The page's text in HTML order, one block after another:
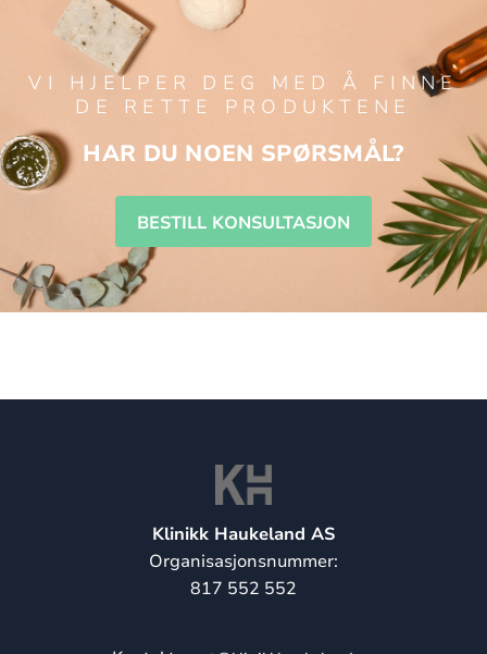
VI HJELPER DEG MED Å FINNE
DE RETTE PRODUKTENE
HAR DU NOEN SPØRSMÅL?
BESTILL KONSULTASJON
Klinikk Haukeland AS
Organisasjonsnummer:
817 552 552